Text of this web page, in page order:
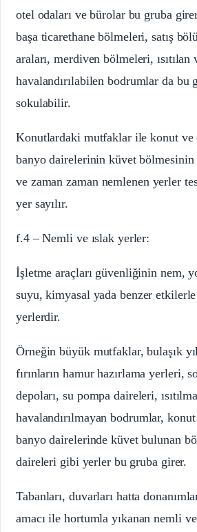
otel odaları ve bürolar bu gruba
başa ticarethane bölmeleri, satış
araları, merdiven bölmeleri, ısıtılan
havalandırılabilen bodrumlar da bu
sokulabilir.
Konutlardaki mutfaklar ile konut ve
banyo dairelerinin küvet bölmesinin
ve zaman zaman nemlenen yerler
yer sayılır.
f.4 – Nemli ve ıslak yerler:
İşletme araçları güvenliğinin nem,
suyu, kimyasal yada benzer
yerlerdir.
Örneğin büyük mutfaklar, bulaşık
fırınların hamur hazırlama yerleri,
depoları, su pompa daireleri,
havalandırılmayan bodrumlar,
banyo dairelerinde küvet bulunan
daireleri gibi yerler bu gruba girer.
Tabanları, duvarları hatta
amacı ile hortumla yıkanan nemli